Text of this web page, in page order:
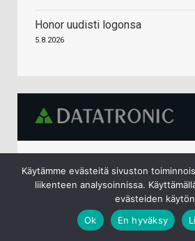
Honor uudisti logonsa
5.8.2026
Jäähdytyslevy/jäähdytin 12 cm
Thermal Grizzly PhaseSheet
Käytämme evästeitä sivuston
liikenteen analysoinnissa.
evästeiden
Ok
En hyväksy